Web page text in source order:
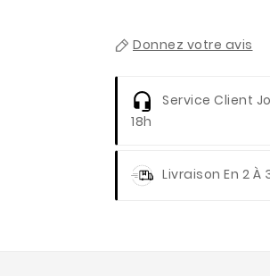
Donnez votre avis
Service Client
18h
Livraison En 2 À